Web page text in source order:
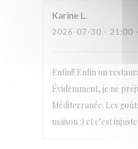
Karine L
2026-07-30 - 21:00
Enfin!! Enfin un
Évidemment, je ne
Méditerranée. Les
maison :) et c’est